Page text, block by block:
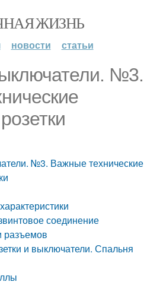
ЖИЗНЬ
новости статьи
№3.
№3. Важные технические
соединение
разъемов
и выключатели. Спальня